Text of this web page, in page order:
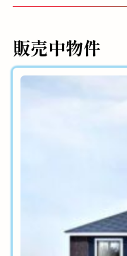
販売中物件